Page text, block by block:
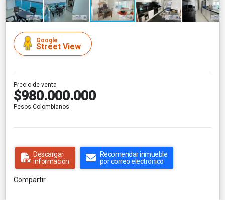
Google
Street View
Precio de venta
$980.000.000
Pesos Colombianos
Descargar
información
Recomendar inmueble
por correo electrónico
Compartir